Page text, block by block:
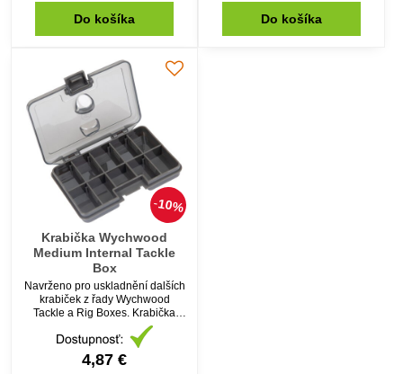
Do košíka Do košíka
10%
Krabička Wychwood
Medium Internal Tackle
Box
Navrženo pro uskladnění dalších
krabiček z řady Wychwood
Tackle a Rig Boxes. Krabička
Medium Box zaručí, aby vaše
bižuterie zůstala přehledná po
celou dobu. Vyrobeno z
kvalitního pevného plastu.
4,87 €